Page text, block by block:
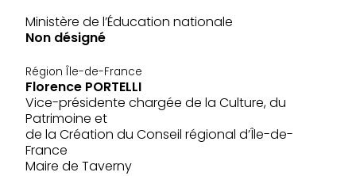
Ministère de l’Éducation nationale
Non désigné
Région Île-de-France
Florence PORTELLI
Vice-présidente chargée de la Culture, du
Patrimoine et
de la Création du Conseil régional d’Île-de-
France
Maire de Taverny